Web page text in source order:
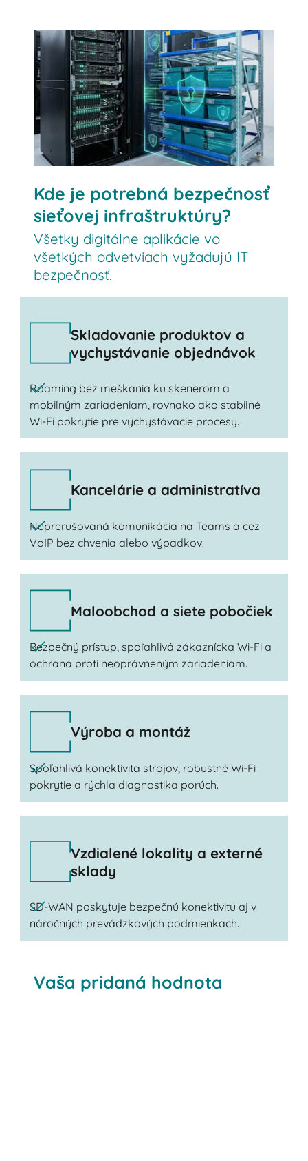
Kde je potrebná bezpečnosť
sieťovej infraštruktúry?
Všetky digitálne aplikácie vo
všetkých odvetviach vyžadujú IT
bezpečnosť.
Skladovanie produktov a
vychystávanie objednávok
Roaming bez meškania ku skenerom a
mobilným zariadeniam, rovnako ako stabilné
Wi-Fi pokrytie pre vychystávacie procesy.
Kancelárie a administratíva
Neprerušovaná komunikácia na Teams a cez
VoIP bez chvenia alebo výpadkov.
Maloobchod a siete pobočiek
Bezpečný prístup, spoľahlivá zákaznícka Wi-Fi a
ochrana proti neoprávneným zariadeniam.
Výroba a montáž
Spoľahlivá konektivita strojov, robustné Wi-Fi
pokrytie a rýchla diagnostika porúch.
Vzdialené lokality a externé
sklady
SD-WAN poskytuje bezpečnú konektivitu aj v
náročných prevádzkových podmienkach.
Vaša pridaná hodnota